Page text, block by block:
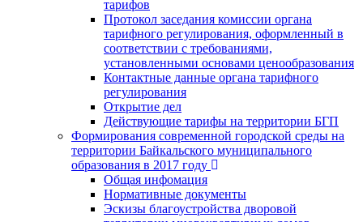
тарифов
Протокол заседания комиссии органа
тарифного регулирования, оформленный в
соответствии с требованиями,
установленными основами ценообразования
Контактные данные органа тарифного
регулирования
Открытие дел
Действующие тарифы на территории БГП
Формирования современной городской среды на
территории Байкальского муниципального
образования в 2017 году
Общая инфомация
Нормативные документы
Эскизы благоустройства дворовой